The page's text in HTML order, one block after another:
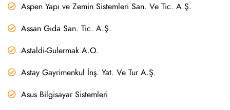
Aspen Yapı ve Zemin Sistemleri San. Ve Tic. A.Ş.
Assan Gıda San. Tic. A.Ş.
Astaldi-Gulermak A.O.
Astay Gayrimenkul İnş. Yat. Ve Tur A.Ş.
Asus Bilgisayar Sistemleri